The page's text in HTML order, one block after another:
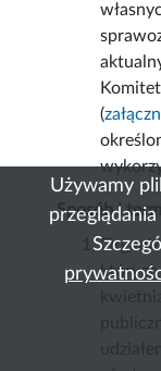
Używamy
(
Sposób i
których